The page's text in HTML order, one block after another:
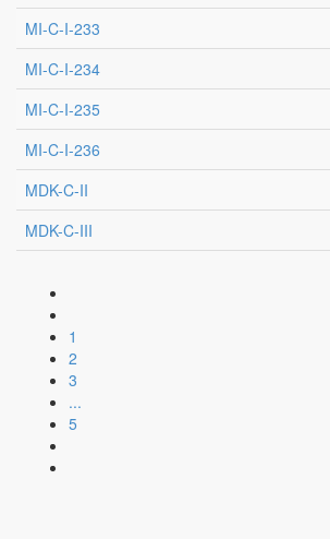
MI-C-I-233
MI-C-I-234
MI-C-I-235
MI-C-I-236
MDK-C-II
MDK-C-III
1
2
3
...
5